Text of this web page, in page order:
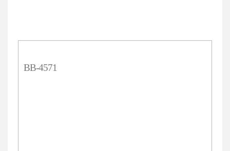
BB-4571